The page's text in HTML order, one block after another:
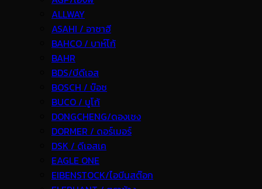
ALLWAY
ASAHI / อาซาฮี
BAHCO / บาห์โก้
BAHR
BDS/บีดีเอส
BOSCH / บ๊อช
BUCO / บูโก้
DONGCHENG/ดองเชง
DORMER / ดอร์เมอร์
DSK / ดีเอสเค
EAGLE ONE
EIBENSTOCK/ไอบีนสต๊อก